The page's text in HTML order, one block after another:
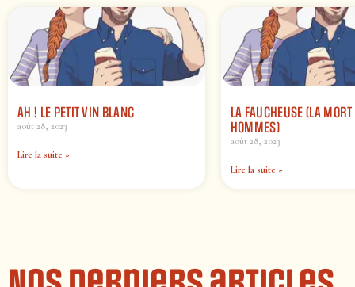
AH ! LE PETIT VIN BLANC
août 28, 2023
Lire la suite »
LA FAUCHEUSE (LA
HOMMES)
août 28, 2023
Lire la suite »